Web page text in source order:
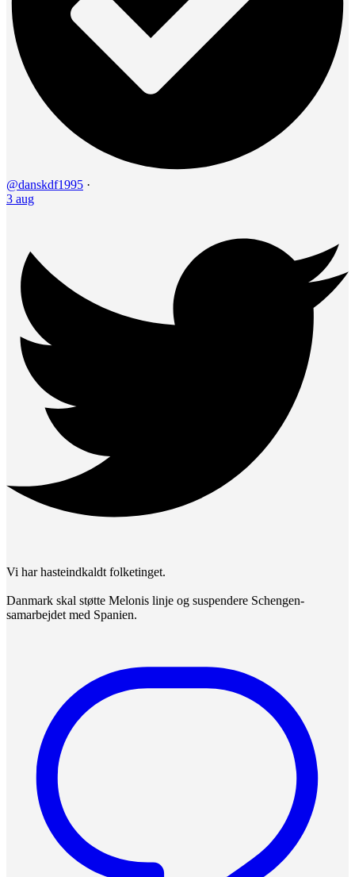
@danskdf1995 ·
3 aug
Vi har hasteindkaldt folketinget.
Danmark skal støtte Melonis linje og suspendere Schengen-
samarbejdet med Spanien.